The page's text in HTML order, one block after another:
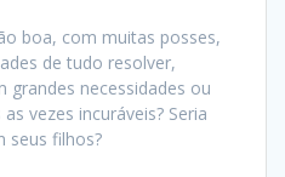
boa, com muitas posses,
de tudo resolver,
necessidades ou
vezes incuráveis? Seria
seus filhos?